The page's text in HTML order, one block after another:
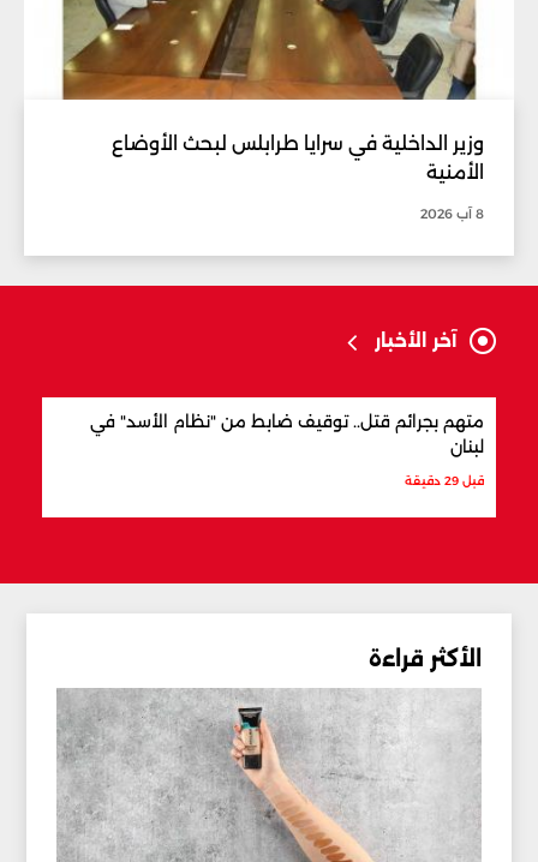
وزير الداخلية في سرايا طرابلس لبحث الأوضاع
الأمنية
8 آب 2026
آخر الأخبار
متهم بجرائم قتل.. توقيف ضابط من "نظام الأسد" في
لبنان
قبل 29 دقيقة
الأكثر قراءة